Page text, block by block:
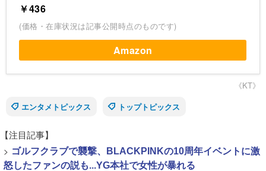
￥436
(価格・在庫状況は記事公開時点のものです)
Amazon
《KT》
エンタメトピックス
トップトピックス
【注目記事】
> ゴルフクラブで襲撃、BLACKPINKの10周年イベントに激
怒したファンの説も...YG本社で女性が暴れる